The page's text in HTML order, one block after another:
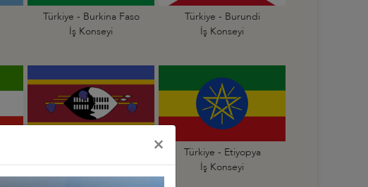
Türkiye - Burkina Faso
İş Konseyi
Türkiye - Burundi
İş Konseyi
Krallığı İş Konseyi
Türkiye - Etiyopya
İş Konseyi
×